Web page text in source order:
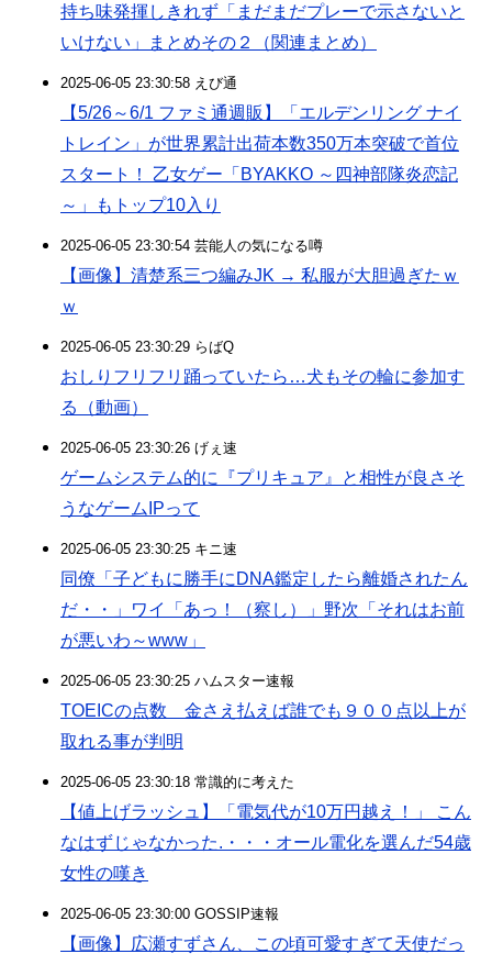
持ち味発揮しきれず「まだまだプレーで示さないと
いけない」まとめその２（関連まとめ）
2025-06-05 23:30:58 えび通
【5/26～6/1 ファミ通週販】「エルデンリング ナイ
トレイン」が世界累計出荷本数350万本突破で首位
スタート！ 乙女ゲー「BYAKKO ～四神部隊炎恋記
～」もトップ10入り
2025-06-05 23:30:54 芸能人の気になる噂
【画像】清楚系三つ編みJK → 私服が大胆過ぎたｗ
ｗ
2025-06-05 23:30:29 らばQ
おしりフリフリ踊っていたら…犬もその輪に参加す
る（動画）
2025-06-05 23:30:26 げぇ速
ゲームシステム的に『プリキュア』と相性が良さそ
うなゲームIPって
2025-06-05 23:30:25 キニ速
同僚「子どもに勝手にDNA鑑定したら離婚されたん
だ・・」ワイ「あっ！（察し）」野次「それはお前
が悪いわ～www」
2025-06-05 23:30:25 ハムスター速報
TOEICの点数 金さえ払えば誰でも９００点以上が
取れる事が判明
2025-06-05 23:30:18 常識的に考えた
【値上げラッシュ】「電気代が10万円越え！」 こん
なはずじゃなかった.・・・オール電化を選んだ54歳
女性の嘆き
2025-06-05 23:30:00 GOSSIP速報
【画像】広瀬すずさん、この頃可愛すぎて天使だっ